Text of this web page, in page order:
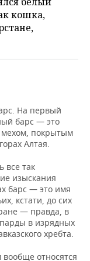
кошка,
На первый
барс — это
покрытым
Алтая.
все так
изыскания
барс — это имя
кстати, до сих
— правда, в
в изрядных
хребта.
относятся